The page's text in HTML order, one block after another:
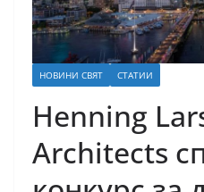
НОВИНИ СВЯТ СТАТИИ
Henning
Architects